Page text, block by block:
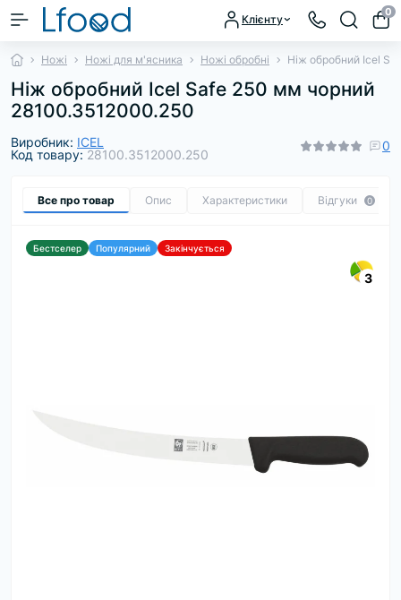
Клієнту
0
Ножі Ножі для м'ясника Ножі обробні Ніж обробний Icel
Ніж обробний Icel Safe 250 мм чорний
28100.3512000.250
Виробник: ICEL
Код товару: 28100.3512000.250
0
Все про товар Опис Характеристики Відгуки 0
Бестселер Популярний Закінчується
3